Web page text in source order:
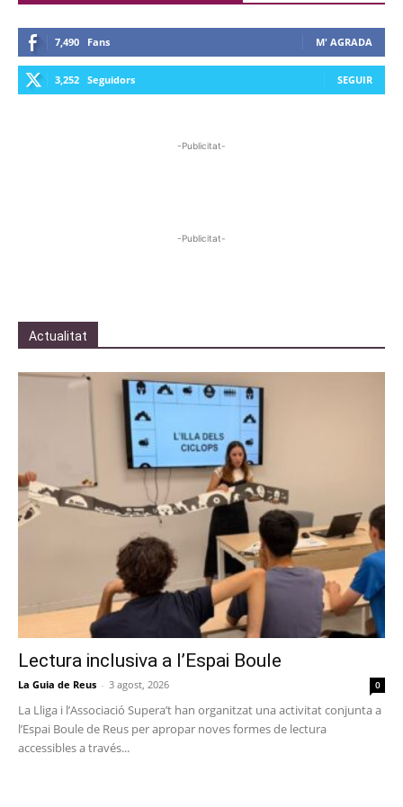
7,490 Fans M' AGRADA
3,252 Seguidors SEGUIR
-Publicitat-
-Publicitat-
Actualitat
Lectura inclusiva a l’Espai Boule
La Guia de Reus - 3 agost, 2026 0
La Lliga i l’Associació Supera’t han organitzat una activitat conjunta a
l’Espai Boule de Reus per apropar noves formes de lectura
accessibles a través...